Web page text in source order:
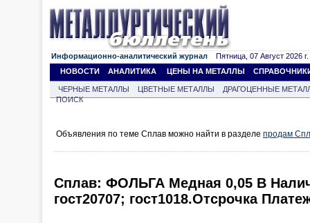
Информационно-аналитический журнал Пятница, 07 Август 2026 г.
НОВОСТИ
АНАЛИТИКА ЦЕНЫ НА МЕТАЛЛЫ
ЧЕРНЫЕ МЕТАЛЛЫ ЦВЕТНЫЕ МЕТАЛЛЫ
ДРАГОЦЕННЫЕ
ПОИСК
Объявления по теме Сплав можно найти в разделе продам
Сплав: ФОЛЬГА Медная 0,05 В
гост20707; гост1018.Отсрочка